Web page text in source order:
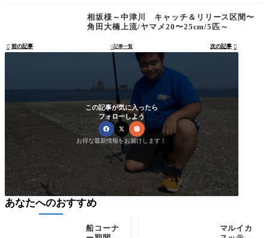
相坂様～中津川 キャッチ＆リリース区間〜
角田大橋上流/ヤマメ20〜25cm/5匹～
 前の記事 記事一覧 次の記事 
この記事が気に入ったら
フォローしよう
お得な最新情報をお届けします！
あなたへのおすすめ
船コーナ
マルイカ